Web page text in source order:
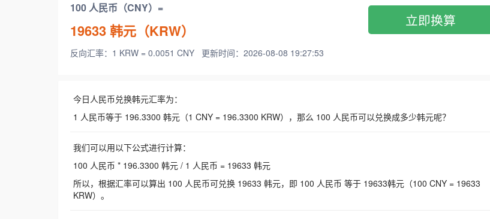
100 人民币（CNY）=
19633韩元（KRW）
反向汇率：1 KRW = 0.0051 CNY 更新时间：2026-08-08 19:27:53
立即换算
今日人民币兑换韩元汇率为：
1 人民币等于 196.3300 韩元（1 CNY = 196.3300 KRW），那么 100 人民币可以兑换成多少韩元呢？
我们可以用以下公式进行计算：
100 人民币 * 196.3300 韩元 / 1 人民币 = 19633 韩元
所以，根据汇率可以算出 100 人民币可兑换 19633 韩元，即 100 人民币 等于 19633韩元（100 CNY = 19633
KRW）。